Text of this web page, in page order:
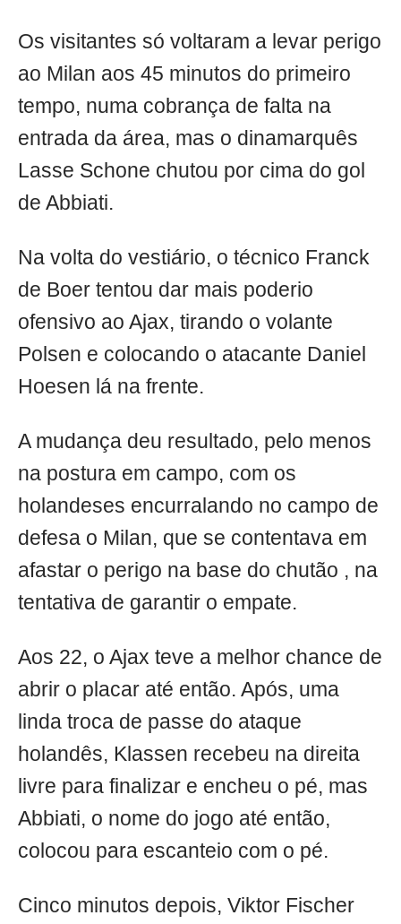
Os visitantes só voltaram a levar perigo
ao Milan aos 45 minutos do primeiro
tempo, numa cobrança de falta na
entrada da área, mas o dinamarquês
Lasse Schone chutou por cima do gol
de Abbiati.
Na volta do vestiário, o técnico Franck
de Boer tentou dar mais poderio
ofensivo ao Ajax, tirando o volante
Polsen e colocando o atacante Daniel
Hoesen lá na frente.
A mudança deu resultado, pelo menos
na postura em campo, com os
holandeses encurralando no campo de
defesa o Milan, que se contentava em
afastar o perigo na base do chutão , na
tentativa de garantir o empate.
Aos 22, o Ajax teve a melhor chance de
abrir o placar até então. Após, uma
linda troca de passe do ataque
holandês, Klassen recebeu na direita
livre para finalizar e encheu o pé, mas
Abbiati, o nome do jogo até então,
colocou para escanteio com o pé.
Cinco minutos depois, Viktor Fischer